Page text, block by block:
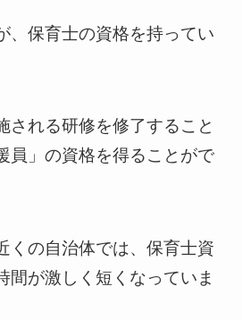
、保育士の資格を持ってい
される研修を修了すること
員」の資格を得ることがで
くの自治体では、保育士資
間が激しく短くなっていま